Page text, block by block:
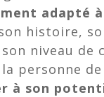
adapté à
histoire,
niveau de
personne de
à son